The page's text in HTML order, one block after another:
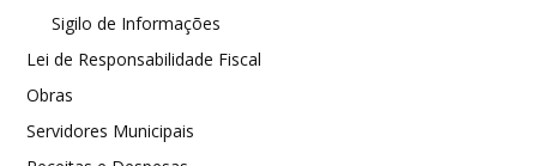
Sigilo de Informações
Lei de Responsabilidade Fiscal
Obras
Servidores Municipais